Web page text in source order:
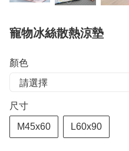
寵物冰絲散熱涼墊
顏色
尺寸
M45x60 L60x90